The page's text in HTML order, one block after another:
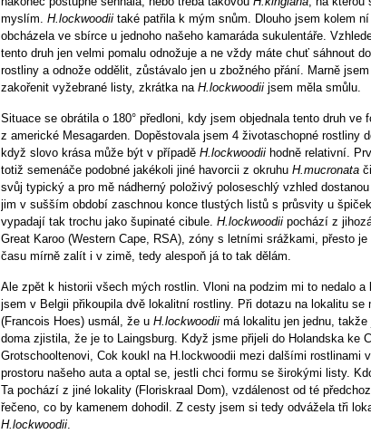
myslím. H.lockwoodii také patřila k mým snům. Dlouho jsem kolem
obcházela ve sbírce u jednoho našeho kamaráda sukulentáře.
tento druh jen velmi pomalu odnožuje a ne vždy máte chuť sáhnout
rostliny a odnože oddělit, zůstávalo jen u zbožného přání. Marně
zakořenit vyžebrané listy, zkrátka na H.lockwoodii jsem měla smůlu.
Situace se obrátila o 180° předloni, kdy jsem objednala tento druh ve
z americké Mesagarden. Dopěstovala jsem 4 životaschopné rostliny
když slovo krása může být v případě H.lockwoodii hodně relativní.
totiž semenáče podobné jakékoli jiné havorcii z okruhu H.mucronata či
svůj typický a pro mě nádherný položivý poloseschlý vzhled
jim v sušším období zaschnou konce tlustých listů s průsvity u
vypadají tak trochu jako šupinaté cibule. H.lockwoodii pochází z
Great Karoo (Western Cape, RSA), zóny s letními srážkami, přesto
času mírně zalít i v zimě, tedy alespoň já to tak dělám.
Ale zpět k historii všech mých rostlin. Vloni na podzim mi to nedalo a
jsem v Belgii přikoupila dvě lokalitní rostliny. Při dotazu na lokalitu se
(Francois Hoes) usmál, že u H.lockwoodii má lokalitu jen jednu,
doma zjistila, že je to Laingsburg. Když jsme přijeli do Holandska ke
Grotschooltenovi, Cok koukl na H.lockwoodii mezi dalšími rostlinami
prostoru našeho auta a optal se, jestli chci formu se širokými listy.
Ta pochází z jiné lokality (Floriskraal Dom), vzdálenost od té
řečeno, co by kamenem dohodil. Z cesty jsem si tedy odvážela tři
H.lockwoodii.